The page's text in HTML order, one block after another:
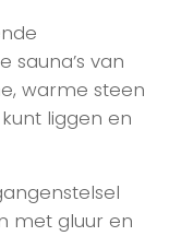
sauna’s van
warme steen
liggen en
met gluur en